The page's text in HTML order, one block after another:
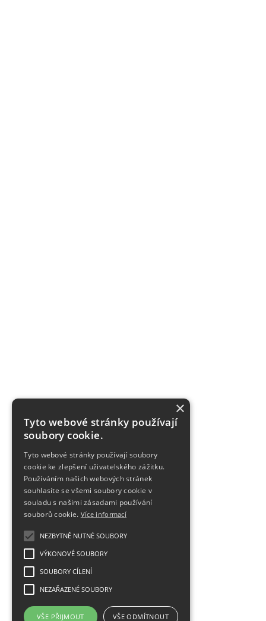
×
Tyto webové stránky používají
soubory cookie.
Tyto webové stránky používají soubory
cookie ke zlepšení uživatelského zážitku.
Používáním našich webových stránek
souhlasíte se všemi soubory cookie v
souladu s našimi zásadami používání
souborů cookie. Více informací
NEZBYTNĚ NUTNÉ SOUBORY
VÝKONOVÉ SOUBORY
SOUBORY CÍLENÍ
NEZAŘAZENÉ SOUBORY
VŠE PŘIJMOUT VŠE ODMÍTNOUT